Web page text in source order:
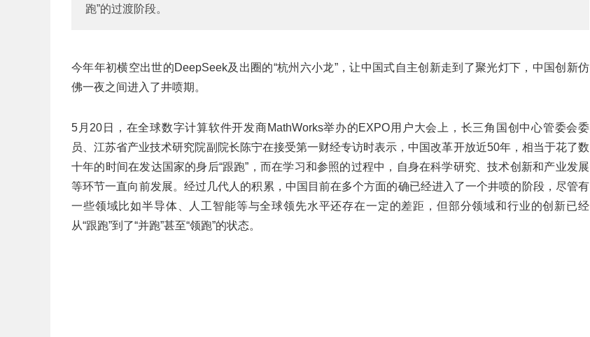
跑”的过渡阶段。
今年年初横空出世的DeepSeek及出圈的“杭州六小龙”，让中国式自主创新走到了聚光灯下，中国创新仿
佛一夜之间进入了井喷期。
5月20日，在全球数字计算软件开发商MathWorks举办的EXPO用户大会上，长三角国创中心管委会委
员、江苏省产业技术研究院副院长陈宁在接受第一财经专访时表示，中国改革开放近50年，相当于花了数
十年的时间在发达国家的身后“跟跑”，而在学习和参照的过程中，自身在科学研究、技术创新和产业发展
等环节一直向前发展。经过几代人的积累，中国目前在多个方面的确已经进入了一个井喷的阶段，尽管有
一些领域比如半导体、人工智能等与全球领先水平还存在一定的差距，但部分领域和行业的创新已经
从“跟跑”到了“并跑”甚至“领跑”的状态。